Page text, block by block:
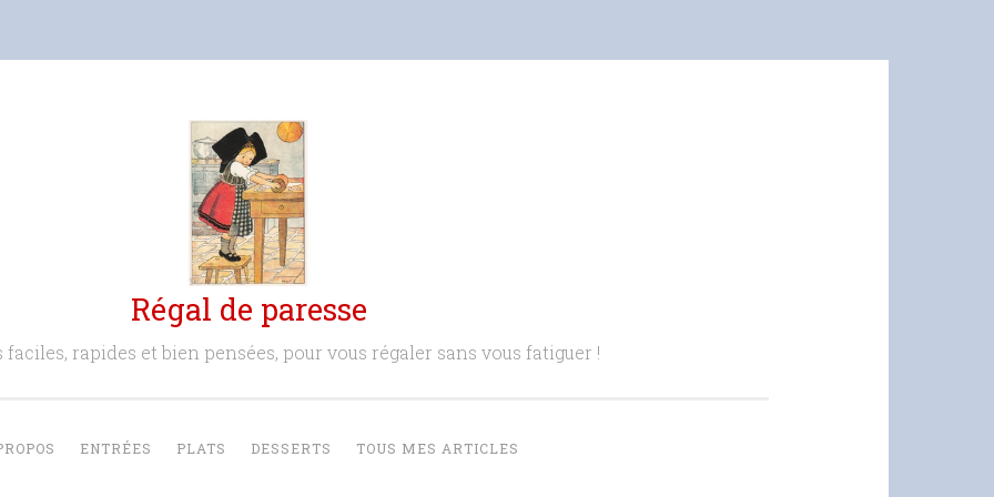
Régal de paresse
faciles, rapides et bien pensées, pour vous régaler sans vous fatiguer !
ENTRÉES PLATS DESSERTS TOUS MES ARTICLES